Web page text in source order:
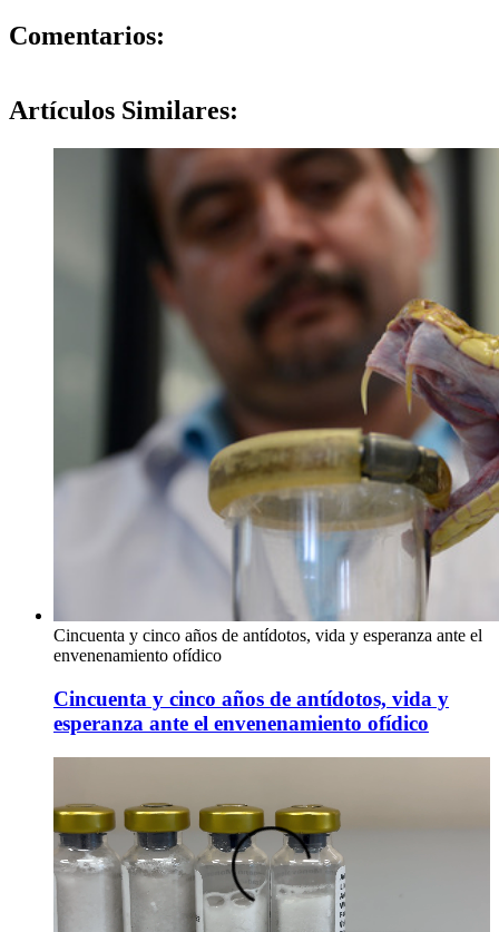
Comentarios:
Artículos Similares:
Cincuenta y cinco años de antídotos, vida y esperanza ante el
envenenamiento ofídico
Cincuenta y cinco años de antídotos, vida y
esperanza ante el envenenamiento ofídico